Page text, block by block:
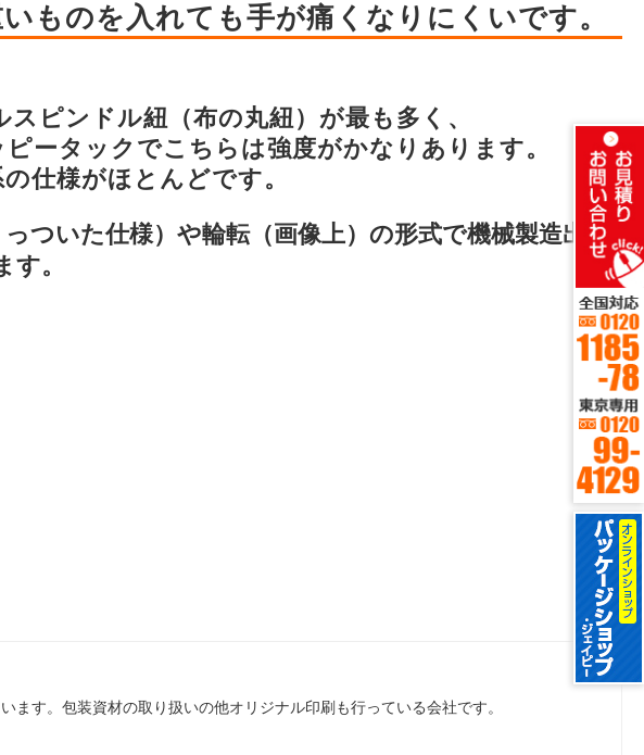
ものを入れても手が痛くなりにくいです。
ピンドル紐（布の丸紐）が最も多く、
ータックでこちらは強度がかなりあります。
仕様がほとんどです。
ついた仕様）や輪転（画像上）の形式で機械製造出来
。
ます。包装資材の取り扱いの他オリジナル印刷も行っている会社です。